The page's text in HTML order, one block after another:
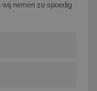
wij nemen zo spoedig